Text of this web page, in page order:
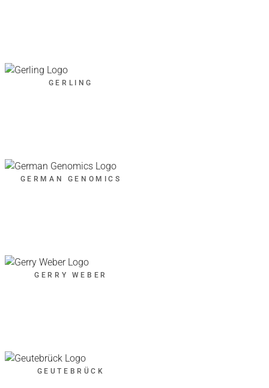
GERLING
GERMAN GENOMICS
GERRY WEBER
GEUTEBRÜCK